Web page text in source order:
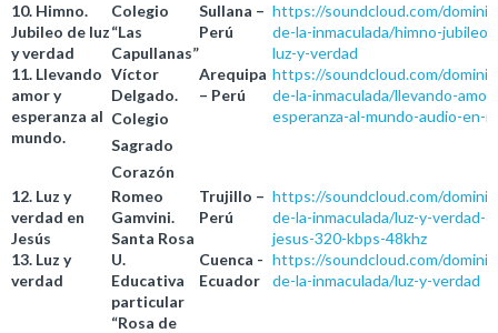
10. Himno.
Jubileo de luz
y verdad
Colegio
“Las
Capullanas”
Sullana –
Perú
https://soundcloud.com/
de-la-inmaculada/himno-jubileo-
luz-y-verdad
11. Llevando
amor y
esperanza al
mundo.
Víctor
Delgado.
Colegio
Sagrado
Corazón
Arequipa
– Perú
https://soundcloud.com/
de-la-inmaculada/llevando-
esperanza-al-mundo-audio-en-
12. Luz y
verdad en
Jesús
Romeo
Gamvini.
Santa Rosa
Trujillo –
Perú
https://soundcloud.com/
de-la-inmaculada/luz-y-verdad-
jesus-320-kbps-48khz
13. Luz y
verdad
U.
Educativa
particular
“Rosa de
Cuenca -
Ecuador
https://soundcloud.com/
de-la-inmaculada/luz-y-verdad